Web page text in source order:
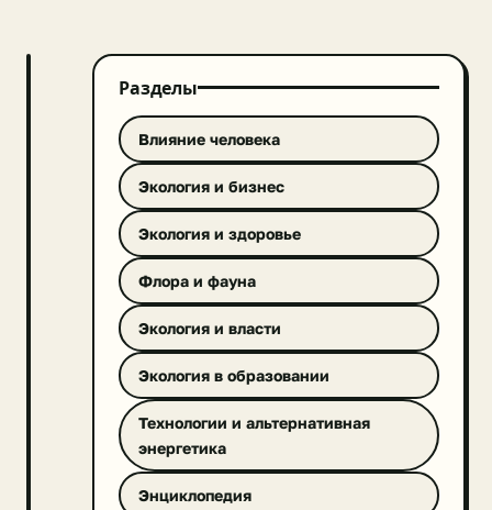
таяния
арктических
Разделы
Влияние человека
Экология и бизнес
Экология и здоровье
Флора и фауна
Экология и власти
Экология в образовании
Технологии и альтернативная
энергетика
Энциклопедия